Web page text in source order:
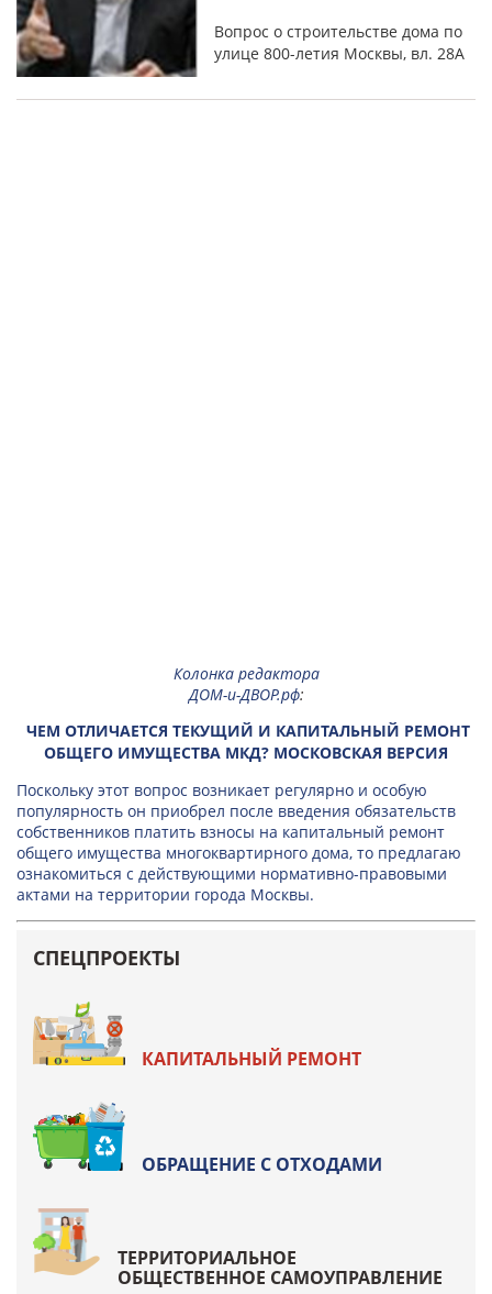
Вопрос о строительстве дома по
улице 800-летия Москвы, вл. 28А
Колонка редактора
ДОМ-и-ДВОР.рф:
ЧЕМ ОТЛИЧАЕТСЯ ТЕКУЩИЙ И КАПИТАЛЬНЫЙ РЕМОНТ
ОБЩЕГО ИМУЩЕСТВА МКД? МОСКОВСКАЯ ВЕРСИЯ
Поскольку этот вопрос возникает регулярно и особую
популярность он приобрел после введения обязательств
собственников платить взносы на капитальный ремонт
общего имущества многоквартирного дома, то предлагаю
ознакомиться с действующими нормативно-правовыми
актами на территории города Москвы.
СПЕЦПРОЕКТЫ
КАПИТАЛЬНЫЙ РЕМОНТ
ОБРАЩЕНИЕ С ОТХОДАМИ
ТЕРРИТОРИАЛЬНОЕ
ОБЩЕСТВЕННОЕ САМОУПРАВЛЕНИЕ